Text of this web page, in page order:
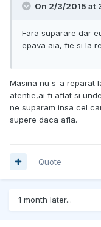
On 2/3/2015 at
Fara suparare dar
epava aia, fie si la
Masina nu s-a reparat
atentie,ai fi aflat si
ne suparam insa cel
supere daca afla.
Quote
1 month later...